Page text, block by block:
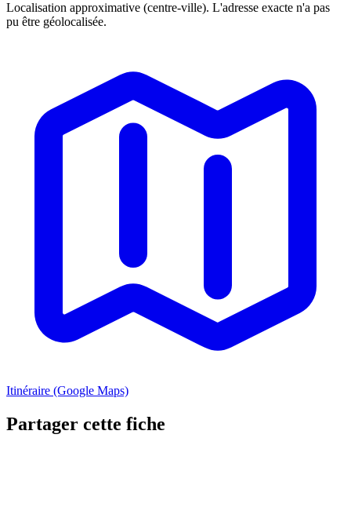
Localisation approximative (centre-ville). L'adresse exacte n'a pas
pu être géolocalisée.
Itinéraire (Google Maps)
Partager cette fiche